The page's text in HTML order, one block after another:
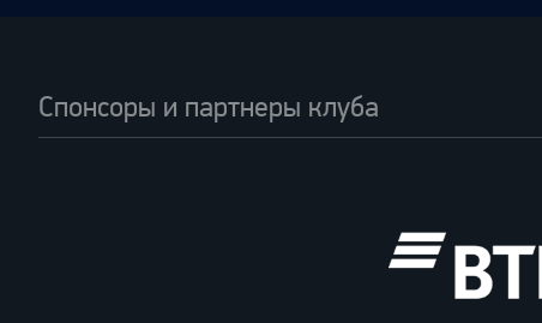
Спонсоры и партнеры клуба